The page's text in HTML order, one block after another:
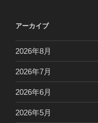
アーカイブ
2026年8月
2026年7月
2026年6月
2026年5月